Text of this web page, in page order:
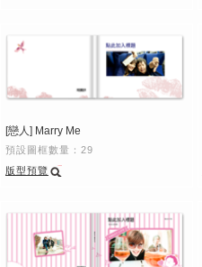
[戀人] Marry Me
預設圖框數量：29
版型預覽